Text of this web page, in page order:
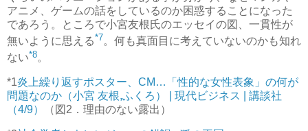
アニメ、ゲームの話をしているのか困惑することになった
であろう。ところで小宮友根氏のエッセイの図、一貫性が
無いように思える*7。何も真面目に考えていないのかも知れ
ない*8。
*1炎上繰り返すポスター、CM…「性的な女性表象」の何が
問題なのか（小宮 友根,ふくろ） | 現代ビジネス | 講談社
（4/9）
（図2．理由のない露出）